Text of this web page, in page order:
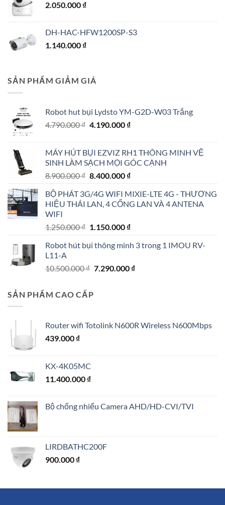
2.050.000 ₫
DH-HAC-HFW1200SP-S3
1.140.000 ₫
SẢN PHẨM GIẢM GIÁ
Robot hut bụi Lydsto YM-G2D-W03 Trắng
4.790.000₫ Giá
4.790.000 ₫.
4.190.000 ₫Giá
là:
4.190.000 ₫.
MÁY HÚT BỤI EZVIZ RH1 THÔNG MINH VỆ
SINH LÀM SẠCH MỌI GÓC CẠNH
8.900.000₫ Giá
là:
8.900.000 ₫.
8.400.000 ₫Giá
tại
là:
BỘ PHÁT 3G/4G WIFI MIXIE-LTE 4G - THƯƠNG
HIỆU THÁI LAN, 4 CỔNG LAN VÀ 4 ANTENA
WIFI
1.250.000₫ Giá
là:
1.150.000 ₫Giá
tại
1.150.000 ₫.
Robot hút bụi thông minh 3 trong 1 IMOU RV-
L11-A
10.500.000₫ Giá
7.290.000 ₫Giá
SẢN PHẨM CAO CẤP
Router wifi Totolink N600R Wireless N600Mbps
439.000 ₫
KX-4K05MC
11.400.000 ₫
Bộ chống nhiểu Camera AHD/HD-CVI/TVI
LIRDBATHC200F
900.000 ₫